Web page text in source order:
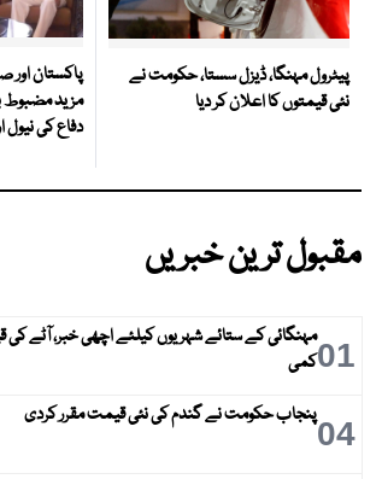
پیٹرول مہنگا، ڈیزل سستا، حکومت نے
نئی قیمتوں کا اعلان کر دیا
پاکستان اور
مزید مضبوط
دفاع کی نیول
مقبول ترین خبریں
01مہنگائی کے ستائے شہریوں کیلئے اچھی خبر، آٹے
کمی
04پنجاب حکومت نے گندم کی نئی قیمت مقرر کردی